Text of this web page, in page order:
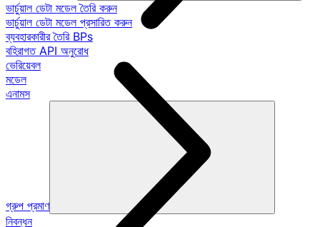
ভার্চুয়াল ডেটা মডেল তৈরি করুন
ভার্চুয়াল ডেটা মডেল প্রসারিত করুন
ব্যবহারকারীর তৈরি BPs
বহিরাগত API অনুরোধ
ভেরিয়েবল
মডেল
এনামস
গ্রুপ প্রমাণ
নিবন্ধন